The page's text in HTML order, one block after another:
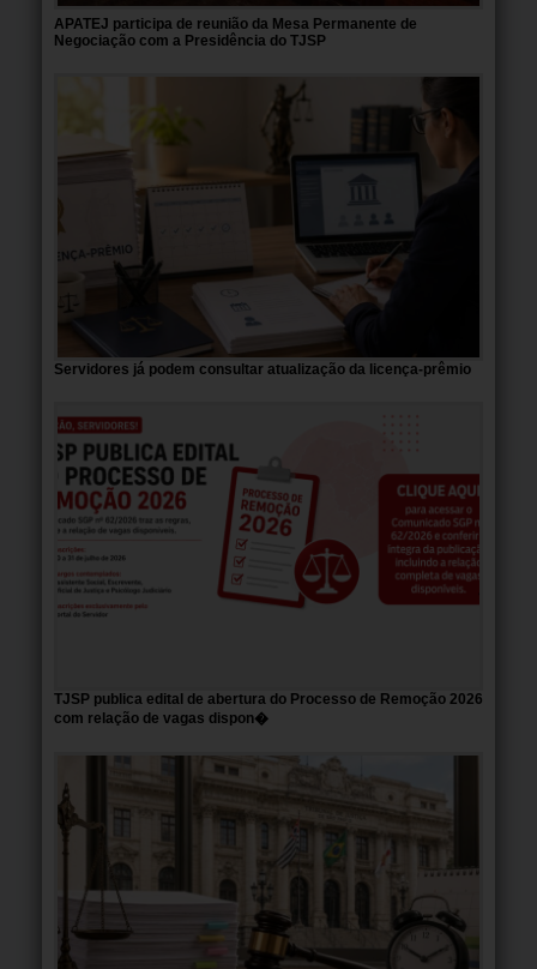
APATEJ participa de reunião da Mesa Permanente de
Negociação com a Presidência do TJSP
Servidores já podem consultar atualização da licença-prêmio
TJSP publica edital de abertura do Processo de Remoção 2026
com relação de vagas dispon�